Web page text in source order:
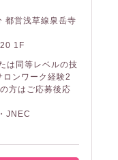
都営浅草線泉岳寺
1F
は同等レベルの技
ロンワーク経験2
方はご応募後応
JNEC